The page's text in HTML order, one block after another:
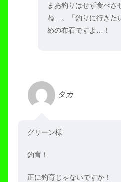
まあ釣りはせず食べさ
ね…。「釣りに行きた
めの布石ですよ…！
タカ
グリーン様
釣育！
正に釣育じゃないですか！